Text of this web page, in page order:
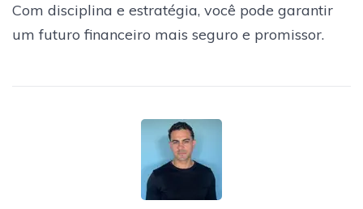
Com disciplina e estratégia, você pode garantir
um futuro financeiro mais seguro e promissor.